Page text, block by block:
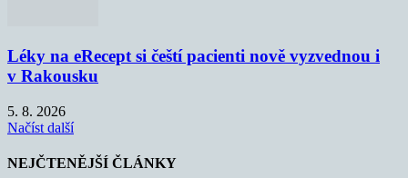
Léky na eRecept si čeští pacienti nově vyzvednou i
v Rakousku
5. 8. 2026
Načíst další
NEJČTENĚJŠÍ ČLÁNKY